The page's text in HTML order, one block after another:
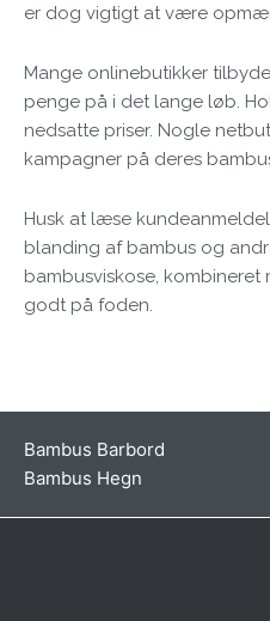
er dog vigtigt at være
Mange onlinebutikker
penge på i det lange løb.
nedsatte priser. Nogle
kampagner på deres
Husk at læse
blanding af bambus og
bambusviskose,
godt på foden.
Bambus Barbord
Bambus Hegn